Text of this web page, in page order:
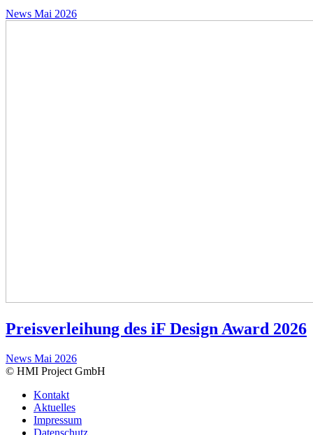
News Mai 2026
Preisverleihung des iF Design Award 2026
News Mai 2026
© HMI Project GmbH
Kontakt
Aktuelles
Impressum